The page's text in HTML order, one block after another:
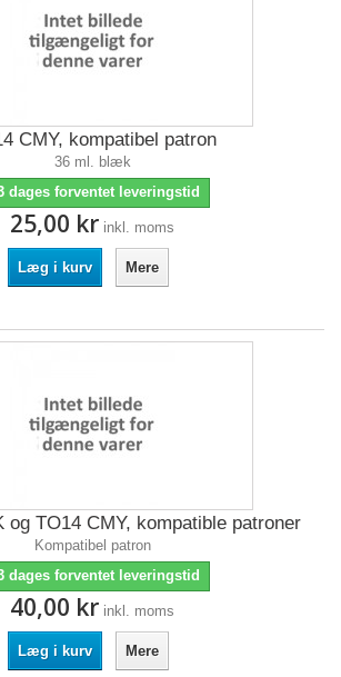
CMY, kompatibel patron
36 ml. blæk
dages forventet leveringstid
25,00 kr inkl. moms
Læg i kurv Mere
TO14 CMY, kompatible patroner
Kompatibel patron
dages forventet leveringstid
40,00 kr inkl. moms
Læg i kurv Mere